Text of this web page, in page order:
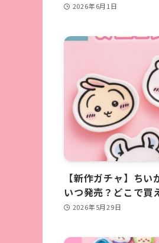
2026年6月1日
【新作ガチャ】ち
いつ発売？どこで買
2026年5月29日